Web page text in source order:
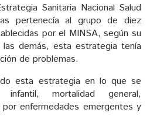
Sanitaria Nacional Salud
pertenecía al grupo de diez
por el MINSA, según su
demás, esta estrategia tenía
de problemas.
esta estrategia en lo que se
mortalidad general,
enfermedades emergentes y